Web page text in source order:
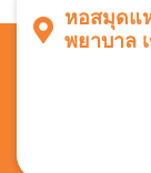
หอสมุดแ
พยาบาล